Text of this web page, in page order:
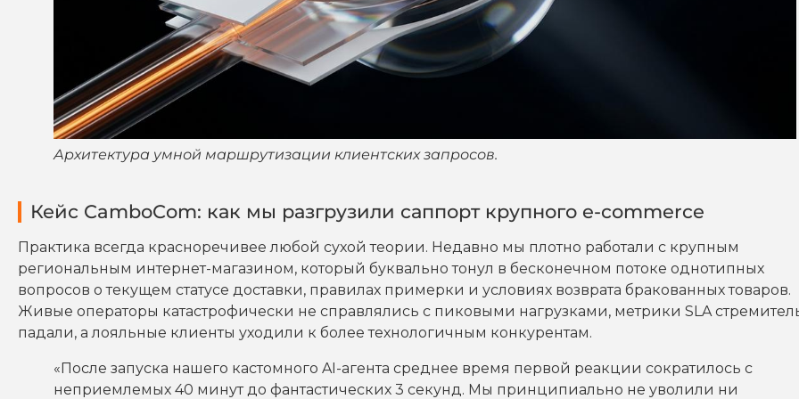
Архитектура умной маршрутизации клиентских запросов.
Кейс CamboCom: как мы разгрузили саппорт крупного e-commerce
Практика всегда красноречивее любой сухой теории. Недавно мы плотно работали с крупным
региональным интернет-магазином, который буквально тонул в бесконечном потоке однотипных
вопросов о текущем статусе доставки, правилах примерки и условиях возврата бракованных товаров.
Живые операторы катастрофически не справлялись с пиковыми нагрузками, метрики SLA
падали, а лояльные клиенты уходили к более технологичным конкурентам.
«После запуска нашего кастомного AI-агента среднее время первой реакции сократилось с
неприемлемых 40 минут до фантастических 3 секунд. Мы принципиально не уволили ни